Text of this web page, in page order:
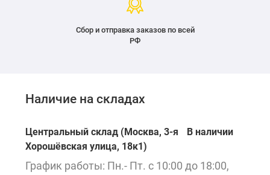
Сбор и отправка заказов по всей
РФ
Наличие на складах
Центральный склад (Москва, 3-я
Хорошёвская улица, 18к1)
В наличии
График работы: Пн.- Пт. с 10:00 до 18:00,